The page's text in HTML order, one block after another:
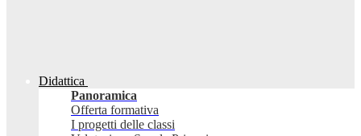
Didattica
Panoramica
Offerta formativa
I progetti delle classi